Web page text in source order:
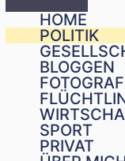
Schließen
HOME
POLITIK
BLOGGEN
SPORT
PRIVAT